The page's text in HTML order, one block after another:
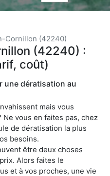
Cornillon (42240)
(42240) :
coût)
une dératisation au
mais vous
vous en faites pas, chez
de dératisation la plus
besoins.
être deux choses
Alors faites le
et à vos proches, une vie